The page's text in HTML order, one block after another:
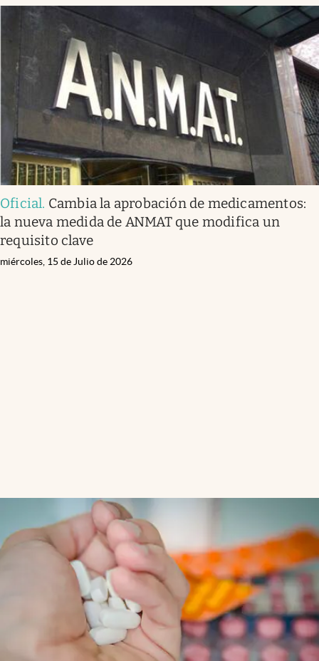
Oficial. Cambia la aprobación de medicamentos:
la nueva medida de ANMAT que modifica un
requisito clave
miércoles, 15 de Julio de 2026